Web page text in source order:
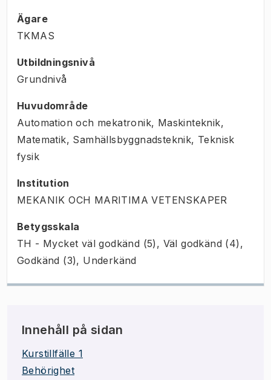
Ägare
TKMAS
Utbildningsnivå
Grundnivå
Huvudområde
Automation och mekatronik, Maskinteknik,
Matematik, Samhällsbyggnadsteknik, Teknisk
fysik
Institution
MEKANIK OCH MARITIMA VETENSKAPER
Betygsskala
TH - Mycket väl godkänd (5), Väl godkänd (4),
Godkänd (3), Underkänd
Innehåll på sidan
Kurstillfälle 1
Behörighet